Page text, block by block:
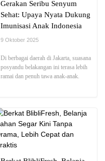
Gerakan Seribu Senyum
Sehat: Upaya Nyata Dukung
Imunisasi Anak Indonesia
9 Oktober 2025
Di berbagai daerah di Jakarta, suasana
posyandu belakangan ini terasa lebih
ramai dan penuh tawa anak-anak.